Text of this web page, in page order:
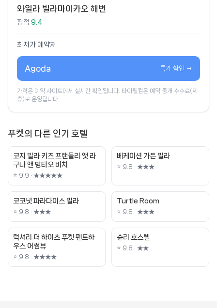
와일라 빌라마이카오 해변
평점 9.4
최저가 예약처
Agoda 특가 확인 →
가격은 예약 사이트에서 실시간 확인됩니다. 타이웰컴은 예약 중개 수수료(제
휴)로 운영됩니다.
푸켓의 다른 인기 호텔
코지 빌라 키즈 프랜들리 앳 라
구나 앤 방타오 비치
⭐ 9.9 · ★★★★★
베케이션 가든 빌라
⭐ 9.8 · ★★★
코코넛 파라다이스 빌라
⭐ 9.8 · ★★★
Turtle Room
⭐ 9.8 · ★★★
럭셔리 더 하이츠 푸켓 펜트하
우스 어썸뷰
⭐ 9.8 · ★★★★
슌리 호스텔
⭐ 9.8 · ★★